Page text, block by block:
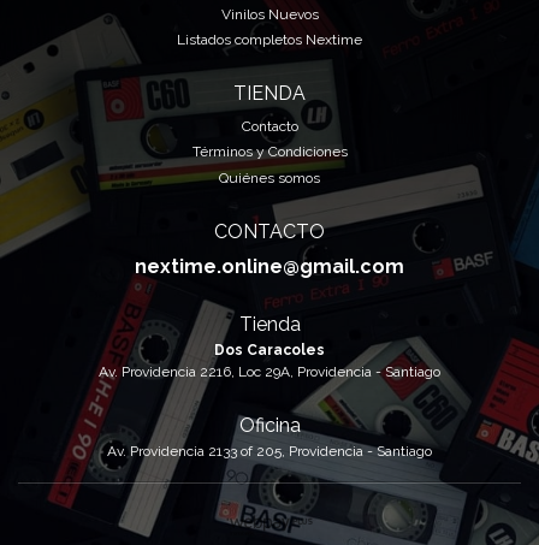
Vinilos Nuevos
Listados completos Nextime
TIENDA
Contacto
Términos y Condiciones
Quiénes somos
CONTACTO
nextime.online@gmail.com
Tienda
Dos Caracoles
Av. Providencia 2216, Loc 29A, Providencia - Santiago
Oficina
Av. Providencia 2133 of 205, Providencia - Santiago